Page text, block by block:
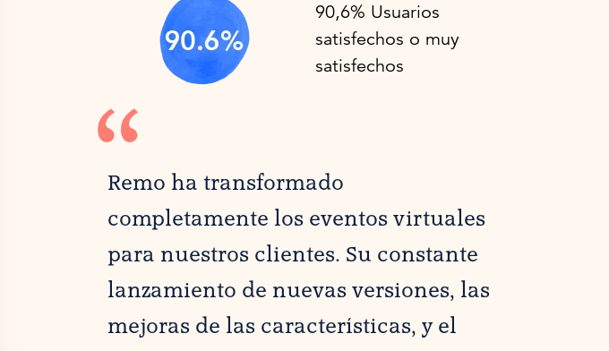
90,6% Usuarios
satisfechos o muy
satisfechos
Remo ha transformado
completamente los eventos virtuales
para nuestros clientes. Su constante
lanzamiento de nuevas versiones, las
mejoras de las características, y el